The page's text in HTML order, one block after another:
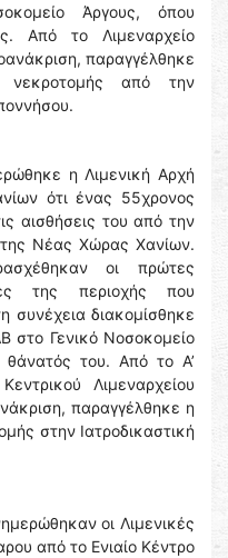
Άργους, όπου
Από το Λιμεναρχείο
παραγγέλθηκε
νεκροτομής από την
η Λιμενική Αρχή
ότι ένας 55χρονος
αισθήσεις του από την
της Νέας Χώρας Χανίων.
οι πρώτες
της περιοχής που
συνέχεια διακομίσθηκε
στο Γενικό Nοσοκομείο
του. Από το Α’
Λιμεναρχείου
παραγγέλθηκε η
στην Ιατροδικαστική
οι Λιμενικές
από το Ενιαίο Κέντρο